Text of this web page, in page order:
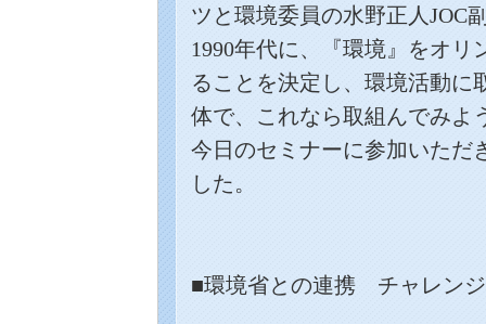
ツと環境委員の水野正人JOC
1990年代に、『環境』をオリ
ることを決定し、環境活動に
体で、これなら取組んでみよ
今日のセミナーに参加いただ
した。
■環境省との連携 チャレンジ